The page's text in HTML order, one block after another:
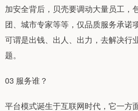
加安全背后，贝壳要调动大量员工，
团、城市专家等等，仅品质服务承诺
可谓是出钱、出人、出力，去解决行
题。
03 服务谁？
平台模式诞生于互联网时代，它一方